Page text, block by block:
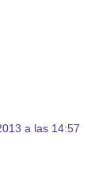
a las 14:57